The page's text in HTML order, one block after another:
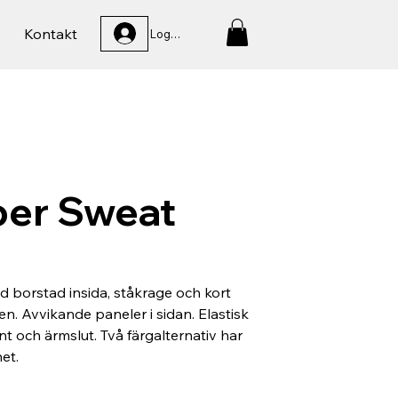
Kontakt Logga In
Sweat
borstad insida, ståkrage och kort
Avvikande paneler i sidan. Elastisk
och ärmslut. Två färgalternativ har